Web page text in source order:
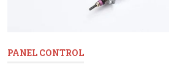
PANEL CONTROL